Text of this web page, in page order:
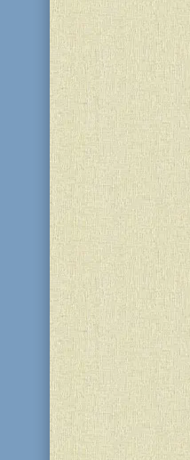
Забота о пожилых
приоритетным
работе
доброй
пожилыми
Ученицы 5
руководителем
посетили